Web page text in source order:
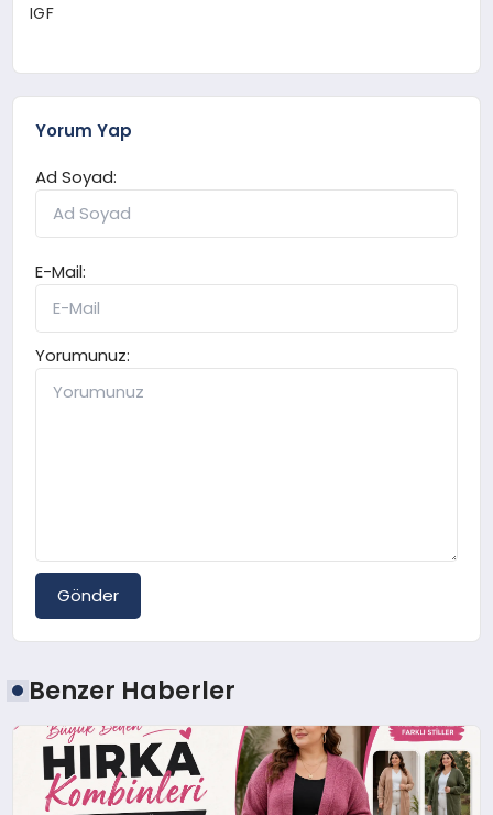
IGF
Yorum Yap
Ad Soyad:
E-Mail:
Yorumunuz:
Gönder
Benzer Haberler